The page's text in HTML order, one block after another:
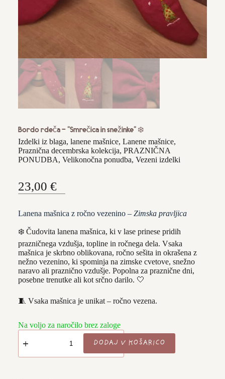
OBLAČILA
OSTALO
KVAČKANI IZDELKI
IZDELKI ZA SLAVJA & POSEBNE
PRILOŽNOSTI
IZDELKI ZA SLAVJE
VOŠČILNICE IN VIZITKE
DRUGI IZDELKI PO NAROČILU
VENČKI
PRAZNIČNA PONUDBA
PRAZNIČNA DECEMBRSKA PONUDBA
Bordo rdeča - "Smrečica in snežinke" ❄️
Izdelki iz blaga, lanene mašnice, Lanene mašnice,
Praznična decembrska kolekcija, PRAZNIČNA
PONUDBA, Velikonočna ponudba, Vezeni izdelki
23,00 €
Lanena mašnica z ročno vezenino – Zimska pravljica
❄️ Čudovita lanena mašnica, ki v lase prinese pridih
prazničnega vzdušja, topline in ročnega dela. Vsaka
mašnica je skrbno oblikovana, ročno sešita in okrašena z
nežno vezenino, ki spominja na zimske cvetove, snežno
naravo ali praznično vzdušje. Popolna za praznične dni,
posebne trenutke ali kot srčno darilo. 🤍
🧵 Vsaka mašnica je unikat – ročno vezena.
Na voljo za naročilo brez zaloge
Bordo
rdeča
"Smrečica
DODAJ V KOŠARICO